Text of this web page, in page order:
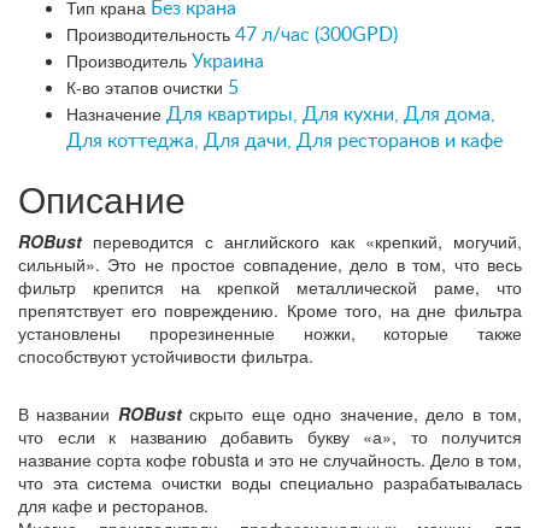
Тип крана Без крана
Производительность 47 л/час (300GPD)
Производитель Украина
К-во этапов очистки 5
Назначение Для квартиры, Для кухни, Для дома,
Для коттеджа, Для дачи, Для ресторанов и кафе
Описание
ROBust переводится с английского как «крепкий, могучий,
сильный». Это не простое совпадение, дело в том, что весь
фильтр крепится на крепкой металлической раме, что
препятствует его повреждению. Кроме того, на дне фильтра
установлены прорезиненные ножки, которые также
способствуют устойчивости фильтра.
В названии ROBustскрыто еще одно значение, дело в том,
что если к названию добавить букву «а», то получится
название сорта кофе robusta и это не случайность. Дело в том,
что эта система очистки воды специально разрабатывалась
для кафе и ресторанов.